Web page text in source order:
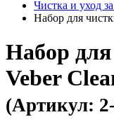
Чистка и уход
Набор для
Набор
Veber
(Артикул: